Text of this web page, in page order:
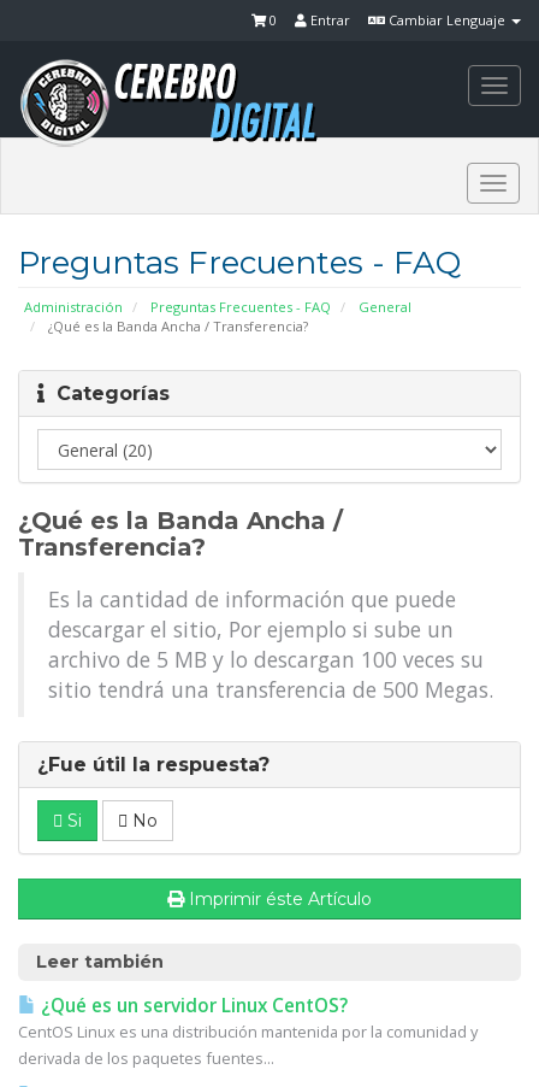
Cambiar Lenguaje
Entrar
0
Preguntas Frecuentes - FAQ
Administración Preguntas Frecuentes - FAQ
General
¿Qué es la Banda Ancha / Transferencia?
Categorías
¿Qué es la Banda Ancha /
Transferencia?
Es la cantidad de información que puede
descargar el sitio, Por ejemplo si sube un
archivo de 5 MB y lo descargan 100 veces su
sitio tendrá una transferencia de 500 Megas.
¿Fue útil la respuesta?
Si No
Imprimir éste Artículo
Leer también
¿Qué es un servidor Linux CentOS?
CentOS Linux es una distribución mantenida por la comunidad y
derivada de los paquetes fuentes...